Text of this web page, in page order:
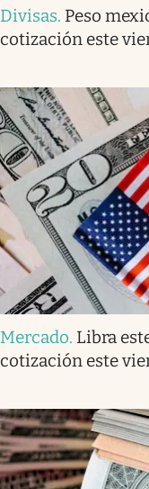
Divisas. Peso
cotización este
Mercado. Libra
cotización este